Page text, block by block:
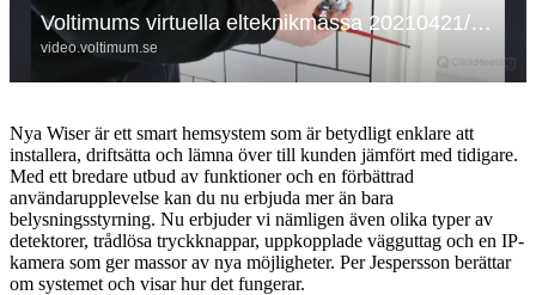
Nya Wiser är ett smart hemsystem som är betydligt enklare att
installera, driftsätta och lämna över till kunden jämfört med tidigare.
Med ett bredare utbud av funktioner och en förbättrad
användarupplevelse kan du nu erbjuda mer än bara
belysningsstyrning. Nu erbjuder vi nämligen även olika typer av
detektorer, trådlösa tryckknappar, uppkopplade vägguttag och en IP-
kamera som ger massor av nya möjligheter. Per Jespersson berättar
om systemet och visar hur det fungerar.